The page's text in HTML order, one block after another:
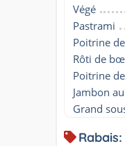
Végé
Pastrami
Poitrine
Rôti de
Poitrine
Jambon
Grand
Rabais: